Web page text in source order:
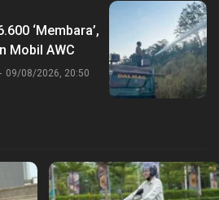
‘Membara’,
Mobil AWC
09/08/2026, 20:50